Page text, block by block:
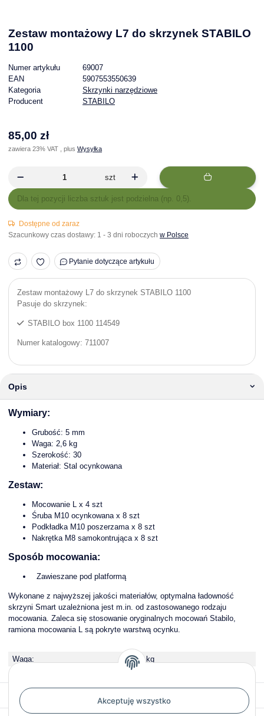
Akceptuję wszystko
Zestaw montażowy L7 do skrzynek STABILO
1100
Numer artykułu
69007
EAN
5907553550639
Kategoria
Skrzynki narzędziowe
Producent
STABILO
85,00 zł
zawiera 23% VAT , plus Wysyłka
szt
xDla tej pozycji liczba sztuk jest podzielna (np. 0,5).
Dostępne od zaraz
Szacunkowy czas dostawy: 1 - 3 dni roboczych w Polsce
Pytanie dotyczące artykułu
Zestaw montażowy L7 do skrzynek STABILO 1100
Pasuje do skrzynek:
STABILO box 1100 114549
Numer katalogowy: 711007
Opis
Wymiary:
Grubość: 5 mm
Waga: 2,6 kg
Szerokość: 30
Materiał: Stal ocynkowana
Zestaw:
Mocowanie L x 4 szt
Śruba M10 ocynkowana x 8 szt
Podkładka M10 poszerzama x 8 szt
Nakrętka M8 samokontrująca x 8 szt
Sposób mocowania:
Zawieszane pod platformą
Wykonane z najwyższej jakości materiałów, optymalna ładowność
skrzyni Smart uzależniona jest m.in. od zastosowanego rodzaju
mocowania. Zaleca się stosowanie oryginalnych mocowań Stabilo,
ramiona mocowania L są pokryte warstwą ocynku.
Waga: 2,60 kg
STABILO